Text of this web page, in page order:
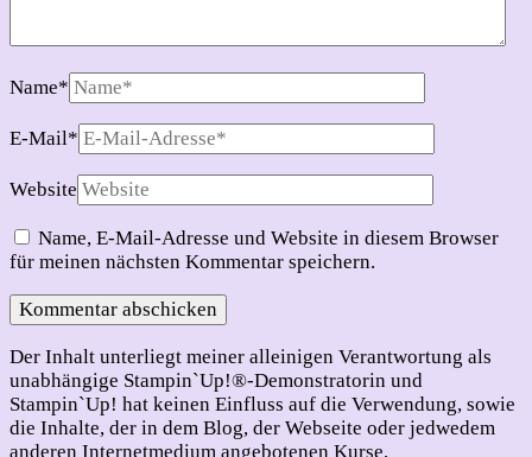
Name*
E-Mail*
Website
Name, E-Mail-Adresse und Website in diesem Browser
für meinen nächsten Kommentar speichern.
Der Inhalt unterliegt meiner alleinigen Verantwortung als
unabhängige Stampin`Up!®-Demonstratorin und
Stampin`Up! hat keinen Einfluss auf die Verwendung, sowie
die Inhalte, der in dem Blog, der Webseite oder jedwedem
anderen Internetmedium angebotenen Kurse,